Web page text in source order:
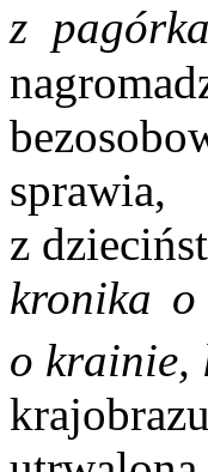
z
z
kronika o
o krainie,